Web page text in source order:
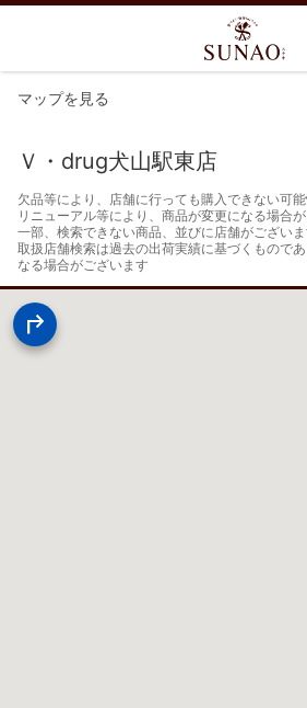
マップを見る
Ｖ・drug犬山駅東店
欠品等により、店舗に行っても購入できない可
リニューアル等により、商品が変更になる場合
一部、検索できない商品、並びに店舗がござい
取扱店舗検索は過去の出荷実績に基づくもので
なる場合がございます